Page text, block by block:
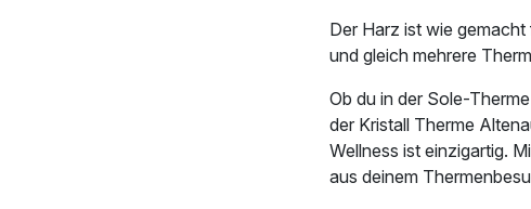
Der Harz ist wie
und gleich mehrere
Ob du in der Sole-
der Kristall Therme
Wellness ist einzigartig.
aus deinem